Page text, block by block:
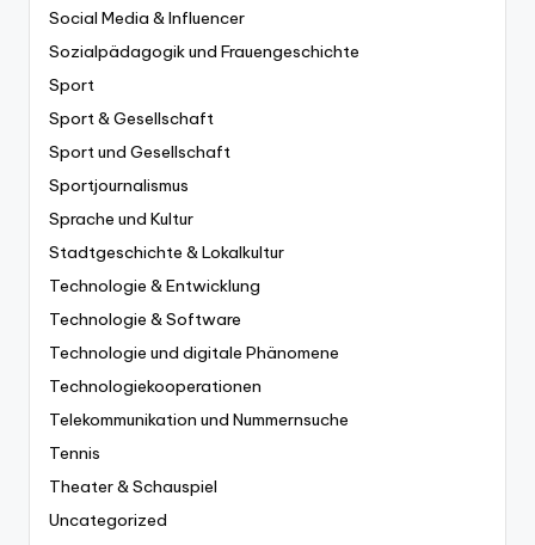
Social Media & Influencer
Sozialpädagogik und Frauengeschichte
Sport
Sport & Gesellschaft
Sport und Gesellschaft
Sportjournalismus
Sprache und Kultur
Stadtgeschichte & Lokalkultur
Technologie & Entwicklung
Technologie & Software
Technologie und digitale Phänomene
Technologiekooperationen
Telekommunikation und Nummernsuche
Tennis
Theater & Schauspiel
Uncategorized